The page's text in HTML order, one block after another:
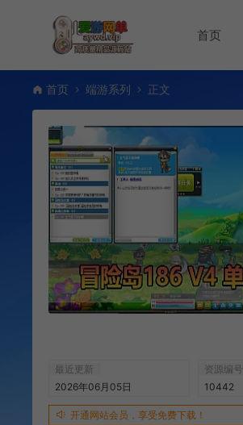
首页
首页 端游系列 正文
最近更新
2026年06月05日
资源编号
10442
开通网站会员，享受免费下载！